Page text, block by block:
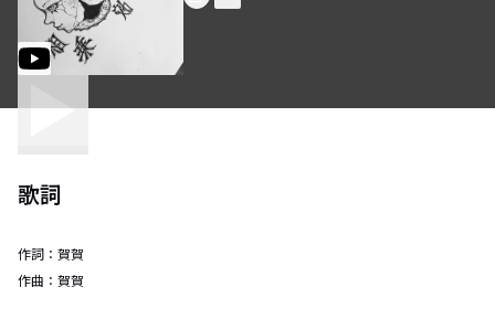
歌詞
作詞： 賀賀
作曲： 賀賀